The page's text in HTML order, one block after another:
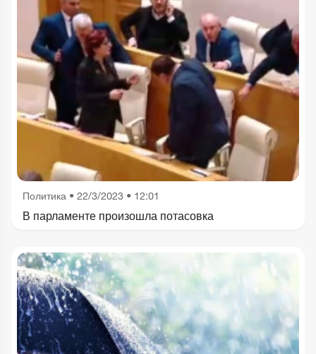
Политика • 22/3/2023 • 12:01
В парламенте произошла потасовка